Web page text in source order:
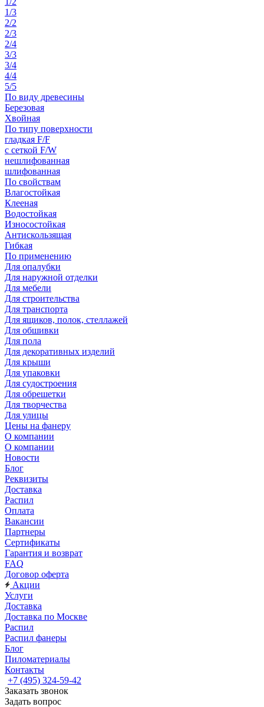
1/3
2/2
2/3
2/4
3/3
3/4
4/4
5/5
По виду древесины
Березовая
Хвойная
По типу поверхности
гладкая F/F
с сеткой F/W
нешлифованная
шлифованная
По свойствам
Влагостойкая
Клееная
Водостойкая
Износостойкая
Антискользящая
Гибкая
По применению
Для опалубки
Для наружной отделки
Для мебели
Для строительства
Для транспорта
Для ящиков, полок, стеллажей
Для обшивки
Для пола
Для декоративных изделий
Для крыши
Для упаковки
Для судостроения
Для обрешетки
Для творчества
Для улицы
Цены на фанеру
О компании
О компании
Новости
Блог
Реквизиты
Доставка
Распил
Оплата
Вакансии
Партнеры
Сертификаты
Гарантия и возврат
FAQ
Договор оферта
Акции
Услуги
Доставка
Доставка по Москве
Распил
Распил фанеры
Блог
Пиломатериалы
Контакты
+7 (495) 324-59-42
Заказать звонок
Задать вопрос